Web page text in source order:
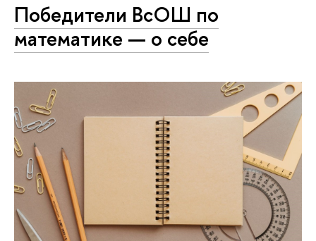
Победители ВсОШ по
математике — о себе